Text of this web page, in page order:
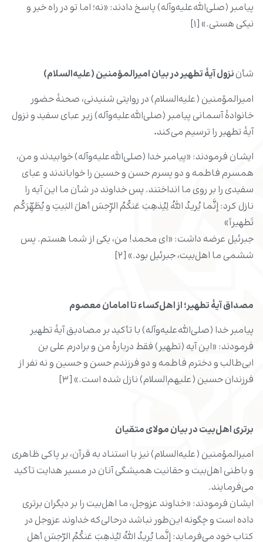
پیامبر (صلى‌الله‌علیه‌وآله) پاسخ دادند: «نه؛ اما تو در راه خیر و
نیکی هستی.» [۱]
شأننزول آیۀ تطهیر در بیان امیرالمؤمنین (علیه‌السلام)
امیرالمؤمنین (علیه‌السلام) در روایتی شنیدنی، صحنۀ حضور
خانوادۀ آسمانی پیامبر (صلى‌الله‌علیه‌وآله) زیر عبای سفید و نزول
آیۀ تطهیر را ترسیم می‌کند.
ایشان فرمودند: «پیامبر خدا (صلى‌الله‌علیه‌وآله) خوابیدند و من،
همسرم فاطمه و دو پسرم حسن و حسین را خواباندند و عبای
سفیدی را بر روی ما انداختند. پس خداوند در شأن ما این آیه را
نازل کرد: إنَّما یُریدُ اللهُ لِیُذهِبَ عَنکُمُ الرِّجسَ أهلَ البَیتِ و یُطَهِّرَکُم
تَطهیراً»
جبرئیل عرضه داشت: «ای محمد! من، یکی از شما هستم. پس
ششمی ما اهل‌بیت، جبرئیل بود.» [۲]
مصداق آیۀ تطهیر؛از اهل‌کساء تا امامان معصوم
پیامبر خدا (صلى‌الله‌علیه‌وآله) با تأکید بر مصادیق آیۀ تطهیر
فرمودند: «این آیه (تطهیر) فقط دربارۀ من و برادرم علی ‌بن
‌ابی‌طالب و دخترم فاطمه و دو فرزندم حسن و حسین و نه نفر از
فرزندان حسین (علیهم‌السلام) نازل شده است.» [۳]
برتری اهل‌بیت در بیان مولای متقیان
امیرالمؤمنین (علیه‌السلام) نیز با استناد به قرآن، بر پاکی ظاهری
و باطنی اهل‌بیت و حقانیت همیشگی آنان در مسیر هدایت تأکید
می‌فرمایند.
ایشان فرمودند: «خداوند عزوجل، ما اهل‌بیت را بر دیگران برتری
داده است و چگونه این‌طور نباشد درحالی‌که خداوند عزوجل در
کتاب خود می‌فرماید: إنَّما یُریدُ اللهُ لیُذهِبَ عَنکُمُ الرِّجسَ أهل